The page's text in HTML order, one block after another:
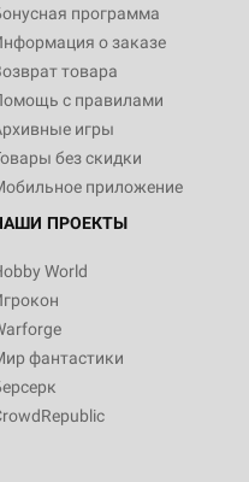
программа
о заказе
товара
с правилами
игры
без скидки
приложение
ПРОЕКТЫ
World
фантастики